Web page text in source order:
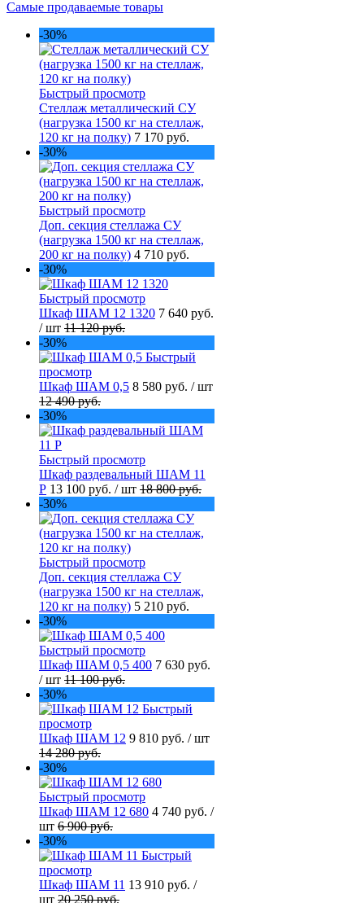
Самые продаваемые товары
-30%
Быстрый просмотр
Стеллаж металлический СУ
(нагрузка 1500 кг на стеллаж,
120 кг на полку) 7 170 руб.
-30%
Быстрый просмотр
Доп. секция стеллажа СУ
(нагрузка 1500 кг на стеллаж,
200 кг на полку) 4 710 руб.
-30%
Быстрый просмотр
Шкаф ШАМ 12 1320 7 640 руб.
/ шт 11 120 руб.
-30%
Быстрый
просмотр
Шкаф ШАМ 0,5 8 580 руб. / шт
12 490 руб.
-30%
Быстрый просмотр
Шкаф раздевальный ШАМ 11
Р 13 100 руб. / шт 18 800 руб.
-30%
Быстрый просмотр
Доп. секция стеллажа СУ
(нагрузка 1500 кг на стеллаж,
120 кг на полку) 5 210 руб.
-30%
Быстрый просмотр
Шкаф ШАМ 0,5 400 7 630 руб.
/ шт 11 100 руб.
-30%
Быстрый
просмотр
Шкаф ШАМ 12 9 810 руб. / шт
14 280 руб.
-30%
Быстрый просмотр
Шкаф ШАМ 12 680 4 740 руб. /
шт 6 900 руб.
-30%
Быстрый
просмотр
Шкаф ШАМ 11 13 910 руб. /
шт 20 250 руб.